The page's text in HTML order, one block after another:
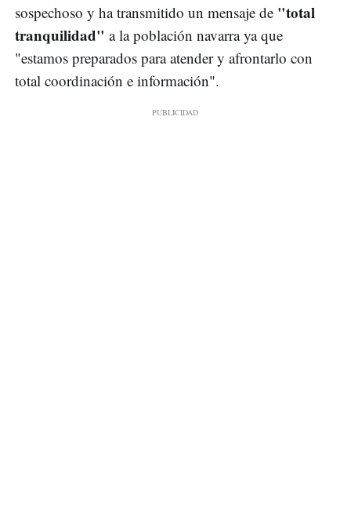
sospechoso y ha transmitido un mensaje de "total
tranquilidad" a la población navarra ya que
"estamos preparados para atender y afrontarlo con
total coordinación e información".